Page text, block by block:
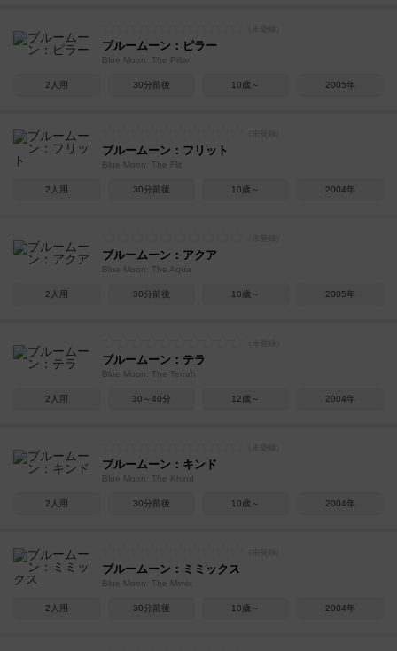
ブルームーン：ピラー
Blue Moon: The Pillar
2人用 30分前後 10歳～ 2005年
ブルームーン：フリット
Blue Moon: The Flit
2人用 30分前後 10歳～ 2004年
ブルームーン：アクア
Blue Moon: The Aqua
2人用 30分前後 10歳～ 2005年
ブルームーン：テラ
Blue Moon: The Terrah
2人用 30～40分 12歳～ 2004年
ブルームーン：キンド
Blue Moon: The Khind
2人用 30分前後 10歳～ 2004年
ブルームーン：ミミックス
Blue Moon: The Mimix
2人用 30分前後 10歳～ 2004年